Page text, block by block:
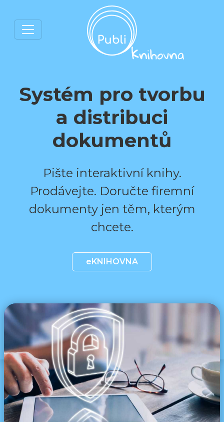
Systém pro tvorbu
a distribuci
dokumentů
Pište interaktivní knihy.
Prodávejte. Doručte firemní
dokumenty jen těm, kterým
chcete.
eKNIHOVNA